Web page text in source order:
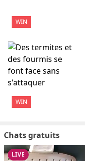
WIN
WIN
Chats gratuits